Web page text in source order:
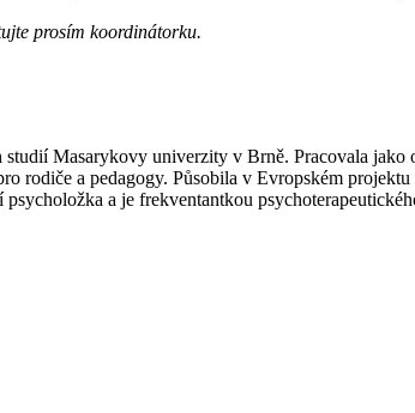
prosím koordinátorku.
Masarykovy univerzity v Brně. Pracovala
rodiče a pedagogy. Působila v Evropském
a je frekventantkou